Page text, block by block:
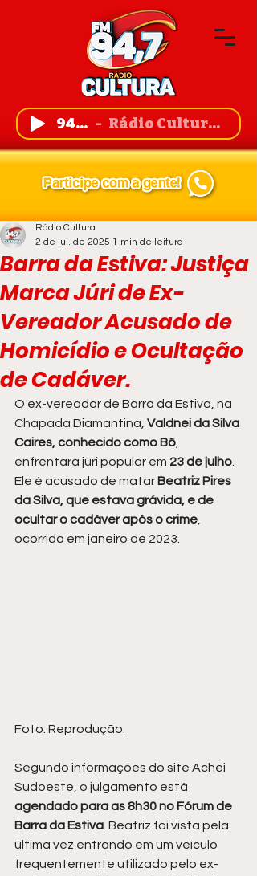
94,7 FM Rádio Cultura de Guanambi
Barra da Estiva: Justiça
Marca Júri de Ex-
Vereador Acusado de
Homicídio e Ocultação
de Cadáver.
Rádio Cultura
2 de jul. de 2025 1 min de leitura
O ex-vereador de Barra da Estiva, na
Chapada Diamantina, Valdnei da Silva
Caires, conhecido como Bô
enfrentará júri popular em 23 de julho
Ele é acusado de matar Beatriz Pires
da Silva, que estava grávida, e de
ocultar o cadáver após o crime
ocorrido em janeiro de 2023.
Foto: Reprodução.
Segundo informações do site Achei
Sudoeste, o julgamento está
agendado para as 8h30 no Fórum de
Barra da Estiva. Beatriz foi vista pela
última vez entrando em um veículo
frequentemente utilizado pelo ex-